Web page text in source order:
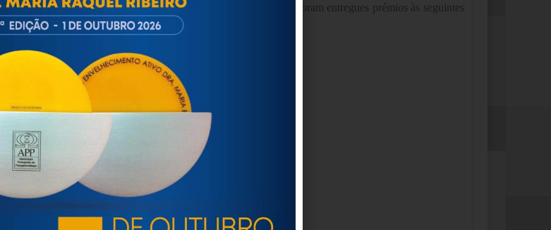
Raquel Ribeirorealizou-se no dia8 de outubro de 2013.
Foram entregues prémios às seguintes
as seguintes personalidades: